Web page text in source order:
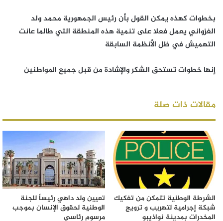
بخطوات كهذه يمكن القول بأن رئيس الجمهورية محمد ولد
الغزواني يعمل فعلا على تنمية هذه المنطقة التي طالما عانت
التهميش في ظل الأنظمة السابقة
إنها خطوات تستحق الشكر والإشادة من قبل جميع المواطنين
مقالات ذات صلة
الشرطة الوطنية تتمكن من تفكيك
شبكة إجرامية لتهريب و ترويج
المخدرات بمدينة نواذيبو
تعيين ولد داهي رئيساً للجنة
الوطنية لحقوق الإنسان بموجب
مرسوم رئاسي